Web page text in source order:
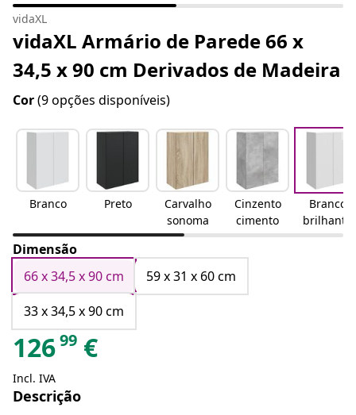
vidaXL
vidaXL Armário de Parede 66 x
34,5 x 90 cm Derivados de Madeira
Cor(9 opções disponíveis)
Branco Preto
Carvalho
sonoma
Cinzento
cimento
Branco
brilhante
Dimensão
66 x 34,5 x 90 cm
59 x 31 x 60 cm
33 x 34,5 x 90 cm
12699 €
Incl. IVA
Descrição